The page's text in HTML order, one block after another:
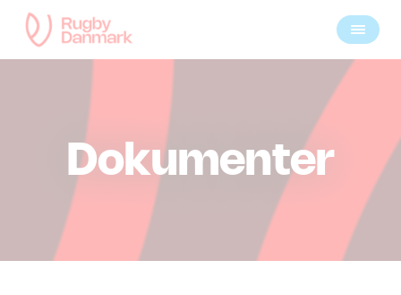
Dokumenter